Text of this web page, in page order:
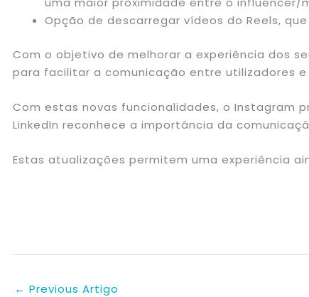
Opção de descarregar vídeos do Reels,
Com o objetivo de melhorar a experiência dos
para facilitar a comunicação entre utilizadores e
Com estas novas funcionalidades, o Instagram
LinkedIn reconhece a importância da
Estas atualizações permitem uma experiência
← Previous Artigo